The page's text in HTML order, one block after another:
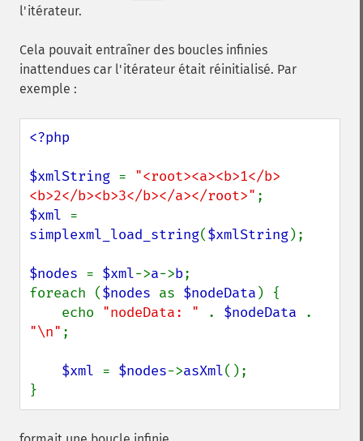
l'itérateur.
Cela pouvait entraîner des boucles infinies
inattendues car l'itérateur était réinitialisé. Par
exemple :
<?php
$xmlString = "<root><a><b>1</b>
<b>2</b><b>3</b></a></root>"
$xml
simplexml_load_string($xmlString);
$nodes = $xml->a->b;
foreach ($nodes as $nodeData ) {
    echo
"nodeData: " . $nodeData
"\n" ;
$xml = $nodes->asXml();
}